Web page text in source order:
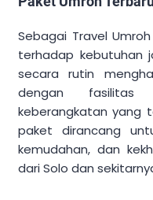
Sebagai Travel
terhadap kebutuhan
secara rutin
dengan
keberangkatan yang
paket dirancang
kemudahan, dan
dari Solo dan